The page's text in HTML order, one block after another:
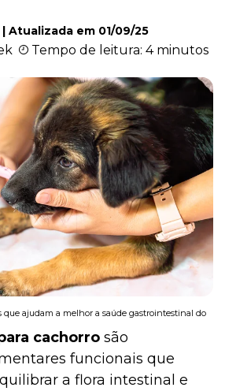
Filhotes
Higiene
Saúde
| Atualizada em 01/09/25
Tempo de leitura: 4 minutos
que ajudam a melhor a saúde gastrointestinal do
cachorro são
funcionais que
a flora intestinal e